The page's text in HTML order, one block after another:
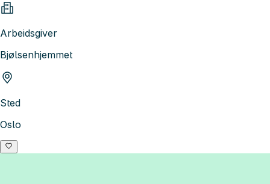
Arbeidsgiver
Bjølsenhjemmet
Sted
Oslo